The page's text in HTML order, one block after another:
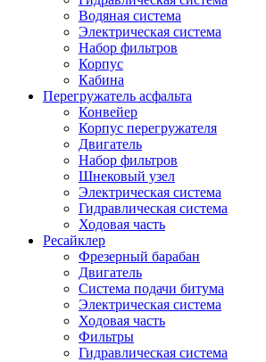
Водяная система
Электрическая система
Набор фильтров
Корпус
Кабина
Перегружатель асфальта
Конвейер
Корпус перегружателя
Двигатель
Набор фильтров
Шнековый узел
Электрическая система
Гидравлическая система
Ходовая часть
Ресайклер
Фрезерный барабан
Двигатель
Система подачи битума
Электрическая система
Ходовая часть
Фильтры
Гидравлическая система